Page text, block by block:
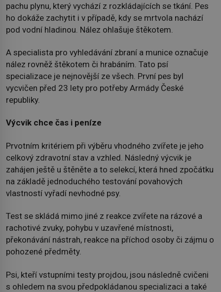
pachu plynu, který vychází z rozkládajících se tkání. Pes
ho dokáže zachytit i v případě, kdy se mrtvola nachází
pod vodní hladinou. Nález ohlašuje štěkotem.
A specialista pro vyhledávání zbraní a munice označuje
nález rovněž štěkotem či hrabáním. Tato psí
specializace je nejnovější ze všech. První pes byl
vycvičen před 23 lety pro potřeby Armády České
republiky.
Výcvik chce čas i peníze
Prvotním kritériem při výběru vhodného zvířete je jeho
celkový zdravotní stav a vzhled. Následný výcvik je
zahájen ještě u štěněte a to selekcí, která hned zpočátku
na základě jednoduchého testování povahových
vlastností vyřadí nevhodné psy.
Test se skládá mimo jiné z reakce zvířete na rázové a
rachotivé zvuky, pohybu v uzavřené místnosti,
překonávání nástrah, reakce na příchod osoby či zájmu o
pohozené předměty.
Psi, kteří vstupními testy projdou, jsou následně cvičeni
s ohledem na svou předpokládanou specializaci a také